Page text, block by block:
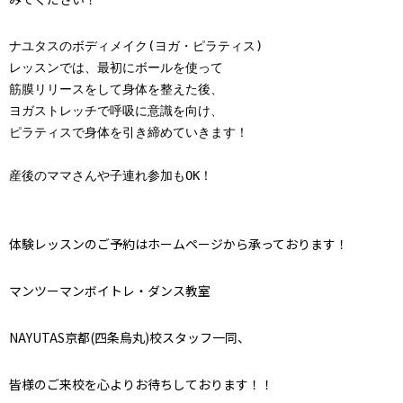
ナユタスのボディメイク(ヨガ・ピラティス)
レッスンでは、 最初にボールを使って
筋膜リリースをして身体を整えた後、
ヨガストレッチで呼吸に意識を向け、
ピラティスで身体を引き締めていきます！
産後のママさんや子連れ参加もOK！
体験レッスンのご予約はホームページから承っております！
マンツーマンボイトレ・ダンス教室
NAYUTAS京都(四条烏丸)校スタッフ一同、
皆様のご来校を心よりお待ちしております！！